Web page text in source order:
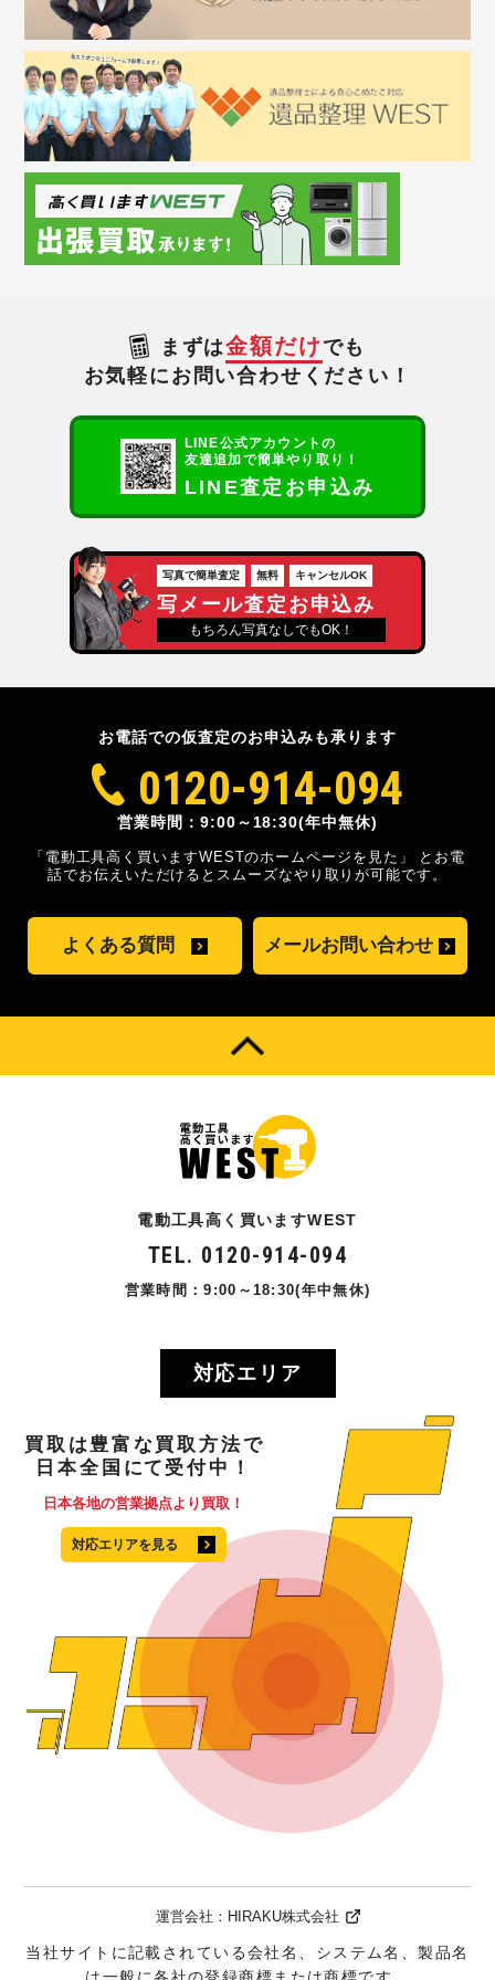
まずは金額だけ でも
お気軽にお問い合わせください！
LINE公式アカウントの
友達追加で簡単やり取り！
LINE査定お申込み
写真で簡単査定 無料 キャンセルOK
写メール査定お申込み
もちろん写真なしでもOK！
お電話での仮査定のお申込みも承ります
0120-914-094
営業時間：9:00～18:30(年中無休)
「電動工具高く買いますWESTのホームページを見た」
とお電
話でお伝えいただけるとスムーズなやり取りが可能です。
よくある質問 メールお問い合わせ
電動工具高く買いますWEST
TEL. 0120-914-094
営業時間：9:00～18:30(年中無休)
対応エリア
買取 は 豊富な買取方法で
日本全国 にて 受付中！
日本各地の営業拠点より買取！
対応エリアを見る
運営会社： HIRAKU株式会社
当社サイトに記載されている会社名、システム名、製品名